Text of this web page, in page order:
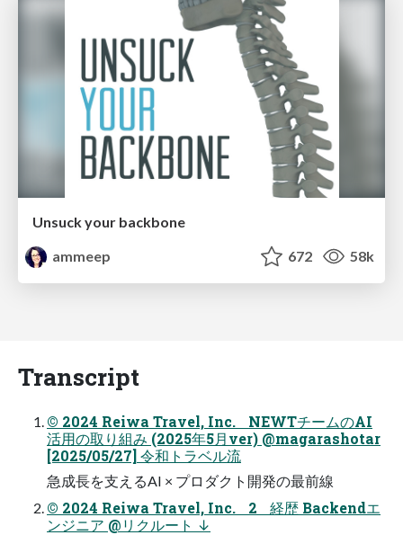
Unsuck your backbone
ammeep
672 58k
Transcript
© 2024 Reiwa Travel, Inc. NEWTチームのAI
活⽤の取り組み (2025年5⽉ver) @magarashotar
[2025/05/27] 令和トラベル流
急成長を支えるAI × プロダクト開発の最前線
© 2024 Reiwa Travel, Inc. 2 経歴 Backendエ
ンジニア @リクルート ↓